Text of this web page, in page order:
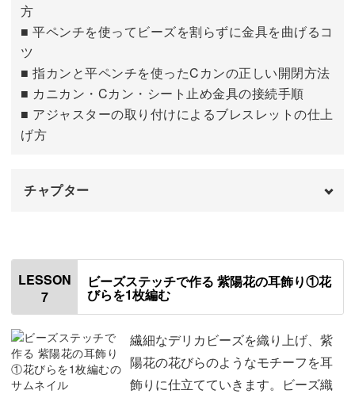
方
■ 平ペンチを使ってビーズを割らずに金具を曲げるコ
ツ
■ 指カンと平ペンチを使ったCカンの正しい開閉方法
■ カニカン・Cカン・シート止め金具の接続手順
■ アジャスターの取り付けによるブレスレットの仕上
げ方
チャプター
シート止め金具をつける
カニカンとシート止め金具をつなぐ
アジャスターをつなぎ仕上げる 05:14
おわりに 06:13
LESSON
7
ビーズステッチで作る 紫陽花の耳飾り①花
びらを1枚編む
繊細なデリカビーズを織り上げ、紫
陽花の花びらのようなモチーフを耳
飾りに仕立てていきます。ビーズ織